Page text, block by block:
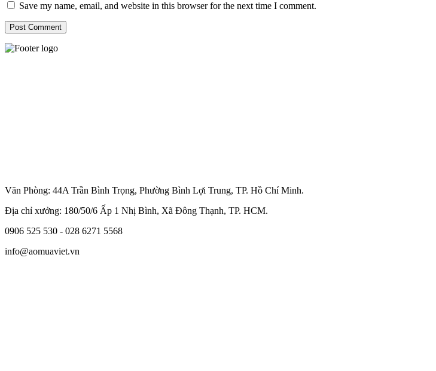
Save my name, email, and website in this browser for the next time I comment.
Văn Phòng: 44A Trần Bình Trọng, Phường Bình Lợi Trung, TP. Hồ Chí Minh.
Địa chỉ xưởng: 180/50/6 Ấp 1 Nhị Bình, Xã Đông Thạnh, TP. HCM.
0906 525 530 - 028 6271 5568
info@aomuaviet.vn